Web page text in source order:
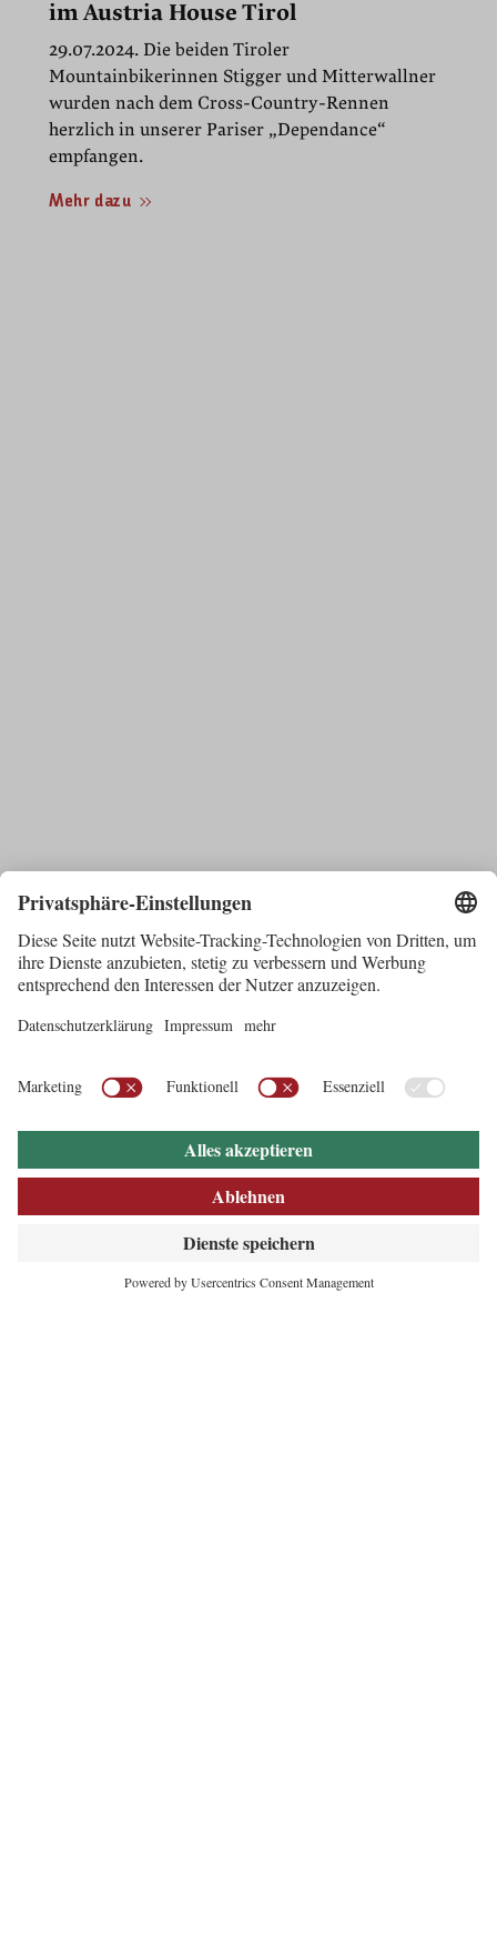
im Austria House Tirol
29.07.2024. Die beiden Tiroler
Mountainbikerinnen Stigger und Mitterwallner
wurden nach dem Cross-Country-Rennen
herzlich in unserer Pariser „Dependance“
empfangen.
Mehr dazu